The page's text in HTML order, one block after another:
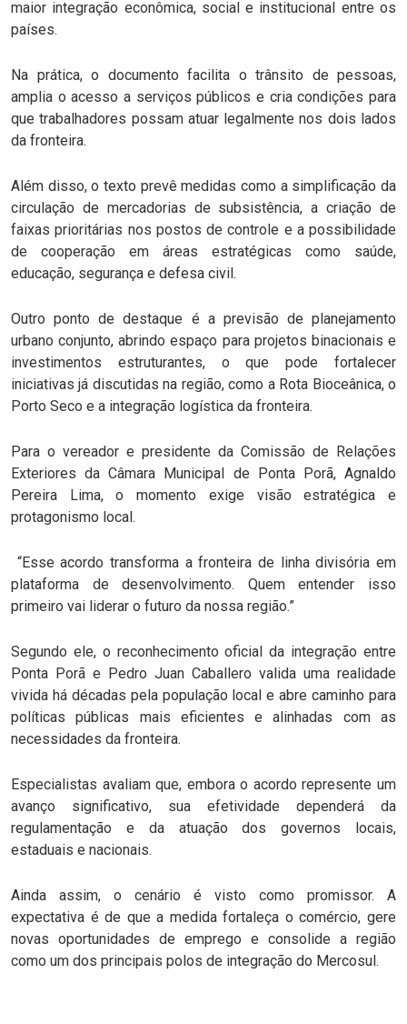
maior integração econômica, social e institucional entre os
países.
Na prática, o documento facilita o trânsito de pessoas,
amplia o acesso a serviços públicos e cria condições para
que trabalhadores possam atuar legalmente nos dois lados
da fronteira.
Além disso, o texto prevê medidas como a simplificação da
circulação de mercadorias de subsistência, a criação de
faixas prioritárias nos postos de controle e a possibilidade
de cooperação em áreas estratégicas como saúde,
educação, segurança e defesa civil.
Outro ponto de destaque é a previsão de planejamento
urbano conjunto, abrindo espaço para projetos binacionais e
investimentos estruturantes, o que pode fortalecer
iniciativas já discutidas na região, como a Rota Bioceânica, o
Porto Seco e a integração logística da fronteira.
Para o vereador e presidente da Comissão de Relações
Exteriores da Câmara Municipal de Ponta Porã, Agnaldo
Pereira Lima, o momento exige visão estratégica e
protagonismo local.
“Esse acordo transforma a fronteira de linha divisória em
plataforma de desenvolvimento. Quem entender isso
primeiro vai liderar o futuro da nossa região.”
Segundo ele, o reconhecimento oficial da integração entre
Ponta Porã e Pedro Juan Caballero valida uma realidade
vivida há décadas pela população local e abre caminho para
políticas públicas mais eficientes e alinhadas com as
necessidades da fronteira.
Especialistas avaliam que, embora o acordo represente um
avanço significativo, sua efetividade dependerá da
regulamentação e da atuação dos governos locais,
estaduais e nacionais.
Ainda assim, o cenário é visto como promissor. A
expectativa é de que a medida fortaleça o comércio, gere
novas oportunidades de emprego e consolide a região
como um dos principais polos de integração do Mercosul.